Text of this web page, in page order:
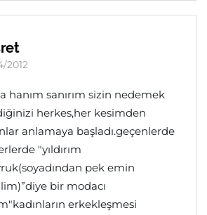
2012
hanım sanırım sizin nedemek
herkes,her kesimden
anlamaya başladı.geçenlerde
"yıldırım
pek emin
bir modacı
erkekleşmesi